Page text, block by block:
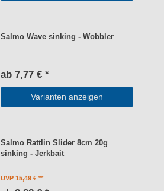
Salmo Wave sinking - Wobbler
ab 7,77 € *
Varianten anzeigen
Salmo Rattlin Slider 8cm 20g
sinking - Jerkbait
UVP 15,49 €